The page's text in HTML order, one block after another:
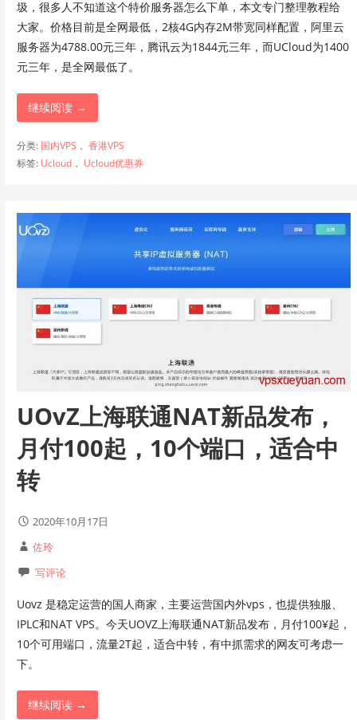
圾，很多人不知道这个特价服务器怎么下单，本文专门整理教程给
大家。价格目前是全网最低，2核4G内存2M带宽同样配置，阿里云
服务器为4788.00元三年，腾讯云为1844元三年，而UCloud为1400
元三年，是全网最低了。
继续阅读 →
分类: 国内VPS ， 香港VPS
标签: Ucloud， Ucloud优惠券
UOvZ上海联通NAT新品发布，
月付100起，10个端口，适合中
转
2020年10月17日
佐玲
写评论
Uovz 是稳定运营的国人商家，主要运营国内外vps，也提供独服、
IPLC和NAT VPS。今天UOVZ上海联通NAT新品发布，月付100¥起，
10个可用端口，流量2T起，适合中转，有中抓需求的网友可考虑一
下。
继续阅读 →